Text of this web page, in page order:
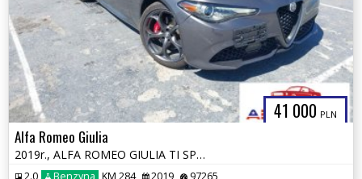
41 000 PLN
Alfa Romeo Giulia
2019r., ALFA ROMEO GIULIA TI SPORT AWD, 2L, od ubezpieczalni